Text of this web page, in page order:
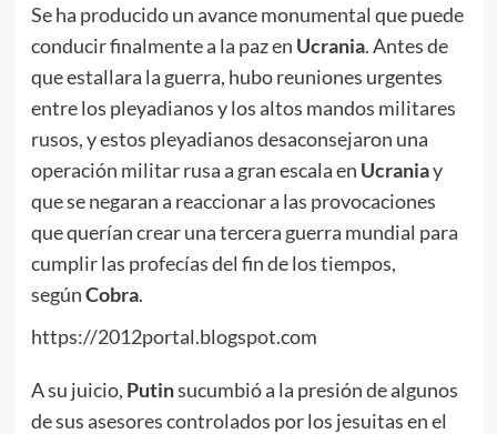
Se ha producido un avance monumental que puede
conducir finalmente a la paz en Ucrania. Antes de
que estallara la guerra, hubo reuniones urgentes
entre los pleyadianos y los altos mandos militares
rusos, y estos pleyadianos desaconsejaron una
operación militar rusa a gran escala en Ucraniay
que se negaran a reaccionar a las provocaciones
que querían crear una tercera guerra mundial para
cumplir las profecías del fin de los tiempos,
segúnCobra.
https://2012portal.blogspot.com
A su juicio, Putinsucumbió a la presión de algunos
de sus asesores controlados por los jesuitas en el